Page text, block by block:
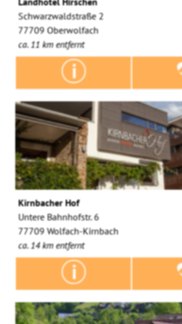
Schwarzwaldstraße 2
77709 Oberwolfach
ca. 11 km entfernt
Kirnbacher Hof
Untere Bahnhofstr. 6
77709 Wolfach-Kirnbach
ca. 14 km entfernt